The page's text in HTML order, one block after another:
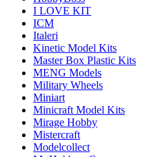
I LOVE KIT
ICM
Italeri
Kinetic Model Kits
Master Box Plastic Kits
MENG Models
Military Wheels
Miniart
Minicraft Model Kits
Mirage Hobby
Mistercraft
Modelcollect